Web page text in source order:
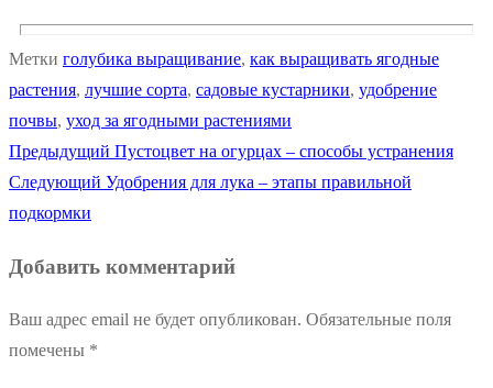
Метки голубика выращивание, как выращивать ягодные
растения, лучшие сорта, садовые кустарники, удобрение
почвы, уход за ягодными растениями
Навигация
по
Предыдущий Предыдущая
запись:
Пустоцвет на огурцах – способы устранения
Следующий Следующая
Удобрения для лука – этапы правильной
подкормки
Добавить комментарий
Ваш адрес email не будет опубликован. Обязательные поля
помечены *